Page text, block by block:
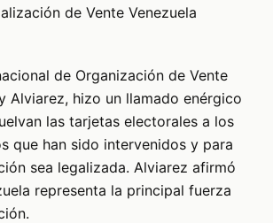
de Vente Venezuela
de Organización de Vente
Alviarez, hizo un llamado enérgico
las tarjetas electorales a los
que han sido intervenidos y para
sea legalizada. Alviarez afirmó
representa la principal fuerza